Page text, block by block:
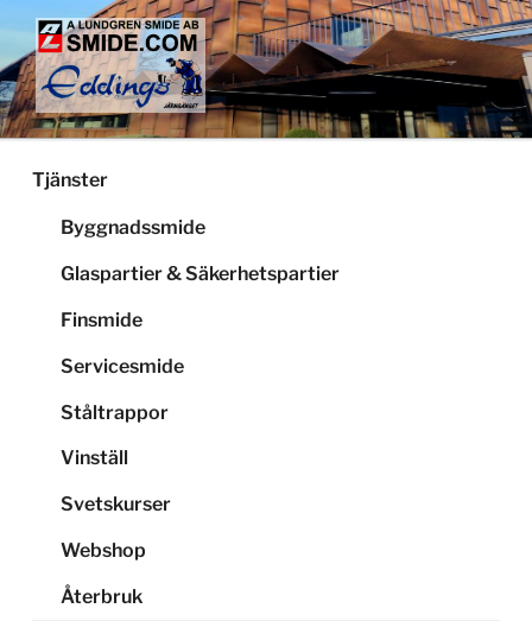
Hoppa
innehåll
LUNDGRENS SMIDE
Smide och glaspartier i Stockholm
Tjänster
Byggnadssmide
Glaspartier & Säkerhetspartier
Finsmide
Servicesmide
Ståltrappor
Vinställ
Svetskurser
Webshop
Återbruk